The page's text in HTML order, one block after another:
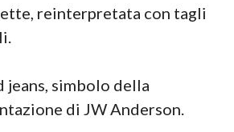
reinterpretata con tagli
jeans, simbolo della
di JW Anderson.